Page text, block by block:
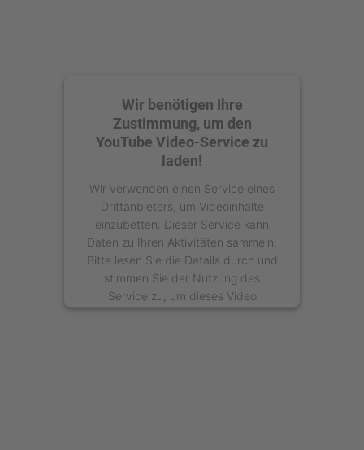
Wir benötigen Ihre
Zustimmung, um den
YouTube Video-Service zu
laden!
Wir verwenden einen Service eines
Drittanbieters, um Videoinhalte
einzubetten. Dieser Service kann
Daten zu Ihren Aktivitäten sammeln.
Bitte lesen Sie die Details durch und
stimmen Sie der Nutzung des
Service zu, um dieses Video
anzusehen.